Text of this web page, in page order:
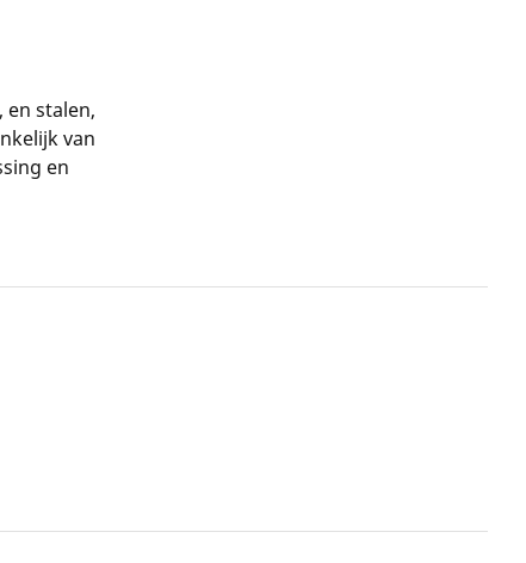
en stalen,
van
en